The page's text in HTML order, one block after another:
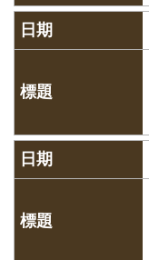
政
府
開
訊
私